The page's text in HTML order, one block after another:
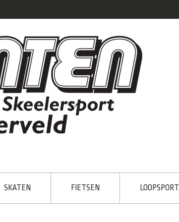
SKATEN FIETSEN LOOPSPORT